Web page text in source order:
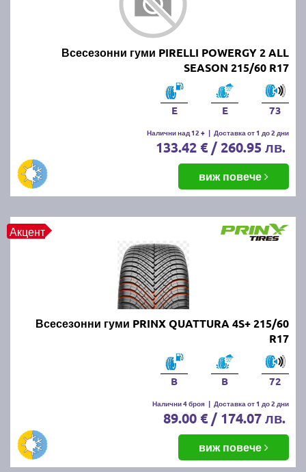
Всесезонни гуми PIRELLI POWERGY 2 ALL
SEASON 215/60 R17
E E 73
Налични над 12 + | Доставка от 1 до 2 дни
133.42 € / 260.95 лв.
виж повече
Акцент
Всесезонни гуми PRINX QUATTURA 4S+ 215/60
R17
B B 72
Налични 4 броя | Доставка от 1 до 2 дни
89.00 € / 174.07 лв.
виж повече